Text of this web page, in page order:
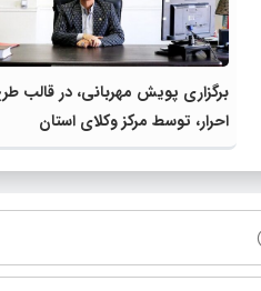
برگزاری پویش مهربانی، در قالب
احرار، توسط مرکز وکلای استان